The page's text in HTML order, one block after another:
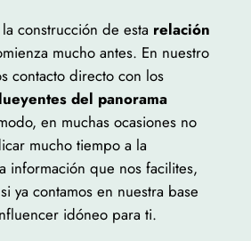
construcción de esta relación
mucho antes. En nuestro
contacto directo con los
del panorama
en muchas ocasiones no
mucho tiempo a la
información que nos facilites,
ya contamos en nuestra base
idóneo para ti.